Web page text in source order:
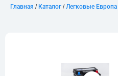
Главная / Каталог /Легковые Европа